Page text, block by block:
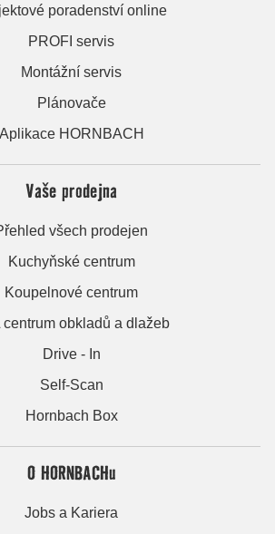
poradenství online
PROFI servis
Montážní servis
Plánovače
Aplikace HORNBACH
Vaše prodejna
všech prodejen
Kuchyňské centrum
Koupelnové centrum
centrum obkladů a dlažeb
Drive - In
Self-Scan
Hornbach Box
O HORNBACHu
Jobs a Kariera